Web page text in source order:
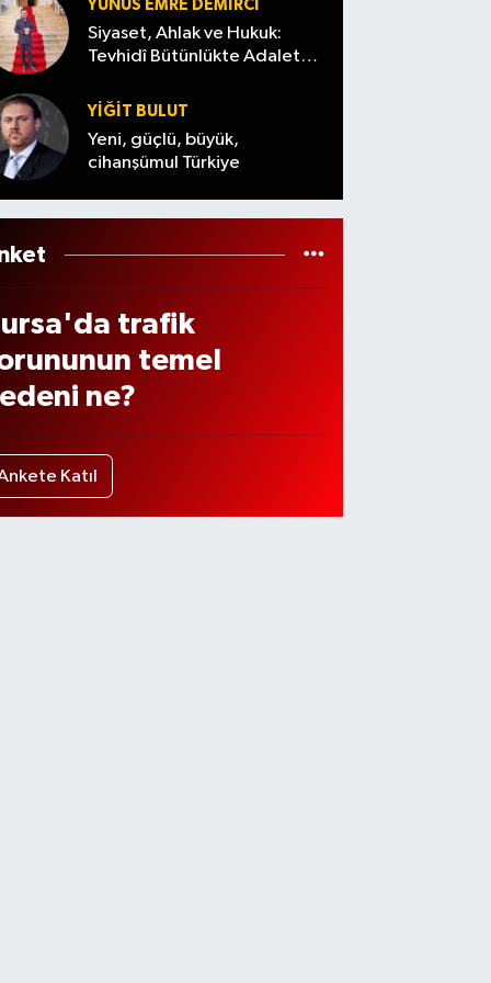
arı
dikka
(6
YUNUS EMRE DEMIRCI
Siyaset, Ahlak ve Hukuk:
Tevhidî Bütünlükte Adalet
YİĞİT BULUT
Yeni, güçlü, büyük,
cihanşümul Türkiye
trafik
temel
ne?
Katıl